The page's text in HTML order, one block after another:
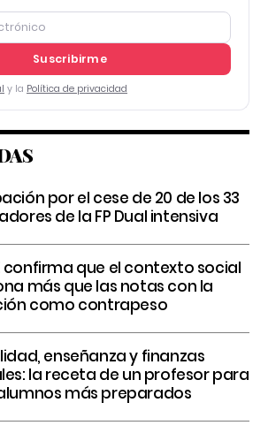
Suscribirme
y la Política de privacidad
por el cese de 20 de los 33
de la FP Dual intensiva
confirma que el contexto social
más que las notas con la
como contrapeso
enseñanza y finanzas
la receta de un profesor para
más preparados